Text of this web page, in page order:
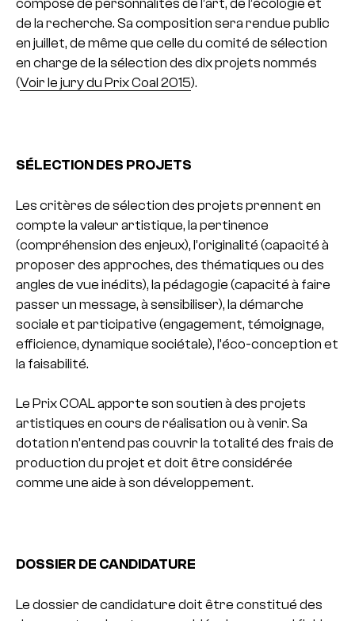
composé de personnalités de l’art, de l’écologie et
de la recherche. Sa composition sera rendue public
en juillet, de même que celle du comité de sélection
en charge de la sélection des dix projets nommés
(Voir le jury du Prix Coal 2015).
SÉLECTION DES PROJETS
Les critères de sélection des projets prennent en
compte la valeur artistique, la pertinence
(compréhension des enjeux), l’originalité (capacité à
proposer des approches, des thématiques ou des
angles de vue inédits), la pédagogie (capacité à faire
passer un message, à sensibiliser), la démarche
sociale et participative (engagement, témoignage,
efficience, dynamique sociétale), l’éco-conception et
la faisabilité.
Le Prix COAL apporte son soutien à des projets
artistiques en cours de réalisation ou à venir. Sa
dotation n’entend pas couvrir la totalité des frais de
production du projet et doit être considérée
comme une aide à son développement.
DOSSIER DE CANDIDATURE
Le dossier de candidature doit être constitué des